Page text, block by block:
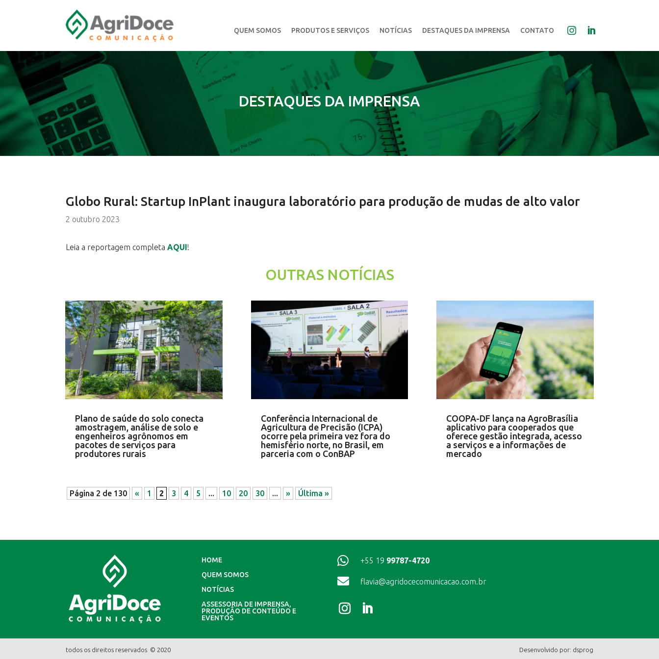
QUEM SOMOS PRODUTOS E SERVIÇOS NOTÍCIAS DESTAQUES DA IMPRENSA CONTATO
DESTAQUES DA IMPRENSA
Globo Rural: Startup InPlant inaugura laboratório para produção de mudas de alto valor
2 outubro 2023
Leia a reportagem completaAQUI!
OUTRAS NOTÍCIAS
Plano de saúde do solo conecta
amostragem, análise de solo e
engenheiros agrônomos em
pacotes de serviços para
produtores rurais
Conferência Internacional de
Agricultura de Precisão (ICPA)
ocorre pela primeira vez fora do
hemisfério norte, no Brasil, em
parceria com o ConBAP
COOPA-DF lança na AgroBrasília
aplicativo para cooperados que
oferece gestão integrada, acesso
a serviços e a informações de
mercado
Página 2 de 130 « 1 2 3 4 5 ... 10 20 30 ... » Última »
HOME
QUEM SOMOS
NOTÍCIAS
ASSESSORIA DE IMPRENSA,
PRODUÇÃO DE CONTEÚDO E
EVENTOS
 +55 19 99787-4720
 flavia@agridocecomunicacao.com.br
todos os direitos reservados © 2020 Desenvolvido por: dsprog